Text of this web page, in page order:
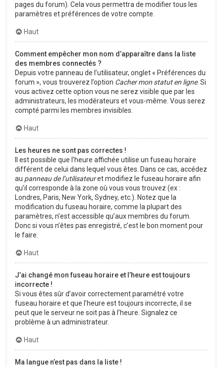
pages du forum). Cela vous permettra de modifier tous les
paramètres et préférences de votre compte.
Haut
Comment empêcher mon nom d’apparaître dans la liste
des membres connectés ?
Depuis votre panneau de l’utilisateur, onglet « Préférences du
forum », vous trouverez l’option Cacher mon statut en ligne. Si
vous activez cette option vous ne serez visible que par les
administrateurs, les modérateurs et vous-même. Vous serez
compté parmi les membres invisibles.
Haut
Les heures ne sont pas correctes !
Il est possible que l’heure affichée utilise un fuseau horaire
différent de celui dans lequel vous êtes. Dans ce cas, accédez
au panneau de l’utilisateuret modifiez le fuseau horaire afin
qu’il corresponde à la zone où vous vous trouvez (ex :
Londres, Paris, New York, Sydney, etc.). Notez que la
modification du fuseau horaire, comme la plupart des
paramètres, n’est accessible qu’aux membres du forum.
Donc si vous n’êtes pas enregistré, c’est le bon moment pour
le faire.
Haut
J’ai changé mon fuseau horaire et l’heure est toujours
incorrecte !
Si vous êtes sûr d’avoir correctement paramétré votre
fuseau horaire et que l’heure est toujours incorrecte, il se
peut que le serveur ne soit pas à l’heure. Signalez ce
problème à un administrateur.
Haut
Ma langue n’est pas dans la liste !